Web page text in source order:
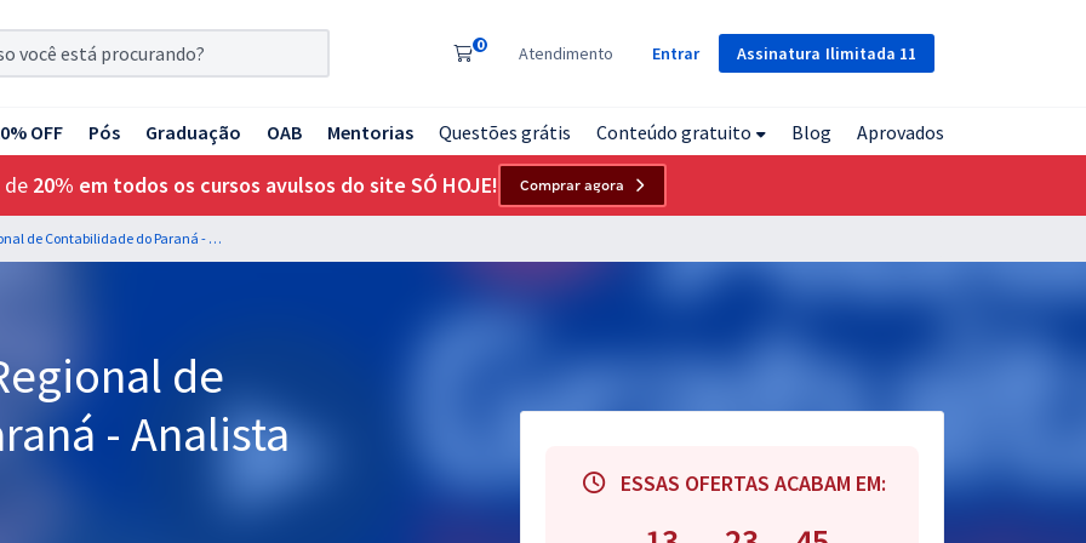
Assinatura Ilimitada 11
0 Atendimento Entrar
OFF Pós Graduação OAB Mentorias Questões grátis Conteúdo gratuito Blog Aprovados
de 20% em todos os cursos avulsos do site SÓ HOJE! Comprar agora
CRC PR - Conselho Regional de Contabilidade do Paraná - Analista Operacional
de
- Analista
ESSAS OFERTAS ACABAM EM: